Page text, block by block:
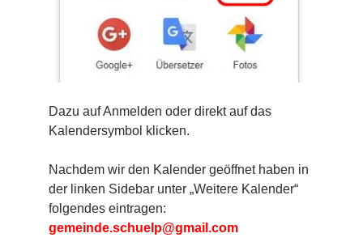
Dazu auf Anmelden oder direkt auf das
Kalendersymbol klicken.
Nachdem wir den Kalender geöffnet haben in
der linken Sidebar unter „Weitere Kalender“
folgendes eintragen:
gemeinde.schuelp@gmail.com